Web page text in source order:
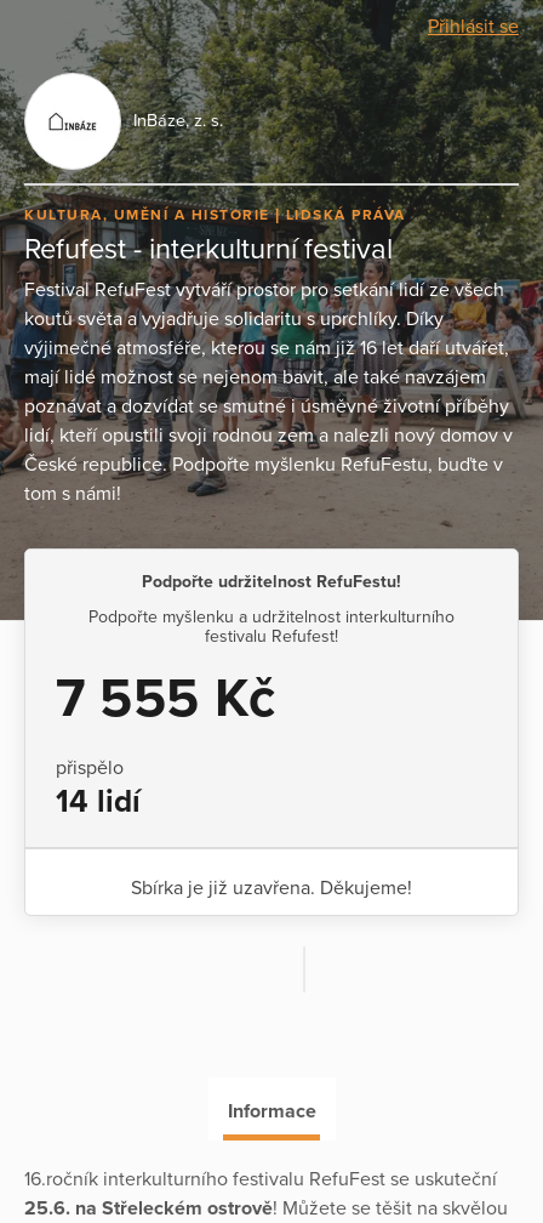
Přihlásit se
InBáze, z. s.
KULTURA, UMĚNÍ A HISTORIE LIDSKÁ PRÁVA
Refufest - interkulturní festival
Festival RefuFest vytváří prostor pro setkání lidí ze všech
koutů světa a vyjadřuje solidaritu s uprchlíky. Díky
výjimečné atmosféře, kterou se nám již 16 let daří utvářet,
mají lidé možnost se nejenom bavit, ale také navzájem
poznávat a dozvídat se smutné i úsměvné životní příběhy
lidí, kteří opustili svoji rodnou zem a nalezli nový domov v
České republice. Podpořte myšlenku RefuFestu, buďte v
tom s námi!
Podpořte udržitelnost RefuFestu!
Podpořte myšlenku a udržitelnost interkulturního
festivalu Refufest!
7 555 Kč
přispělo
14 lidí
Sbírka je již uzavřena. Děkujeme!
Informace
16.ročník interkulturního festivalu RefuFest se uskuteční
25.6. na Střeleckém ostrově! Můžete se těšit na skvělou